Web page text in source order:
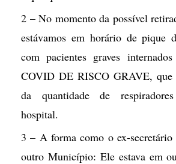
2 – No momento da possível
estávamos em horário de pique
com pacientes graves
COVID DE RISCO GRAVE, que
da quantidade de
hospital.
3 – A forma como o ex-
outro Município: Ele estava em